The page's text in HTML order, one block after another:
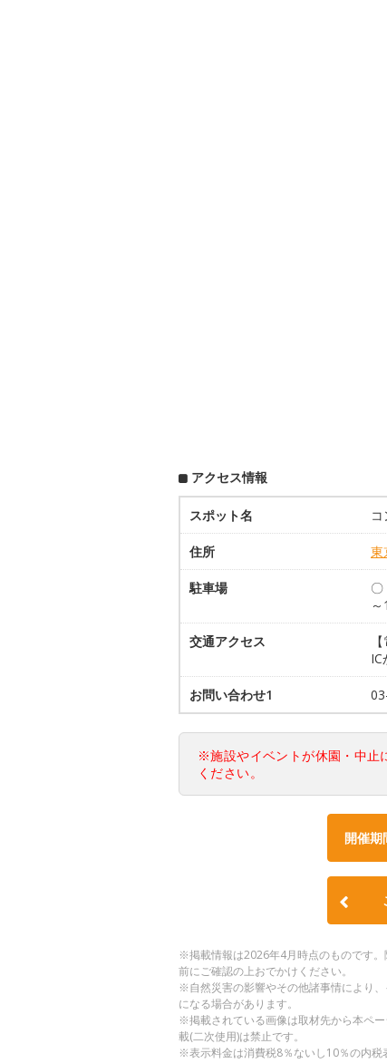
アクセス情報
スポット名
住所 東
駐車場
交通アクセス
IC
お問い合わせ1
※施設やイベントが休園・中止
ください。
開催期
※掲載情報は2026年4月時点のものです
前にご確認の上おでかけください。
※自然災害の影響やその他諸事情により
になる場合があります。
※掲載されている画像は取材先から本ペ
載(二次使用)は禁止です。
※表示料金は消費税8％ないし10％の内税